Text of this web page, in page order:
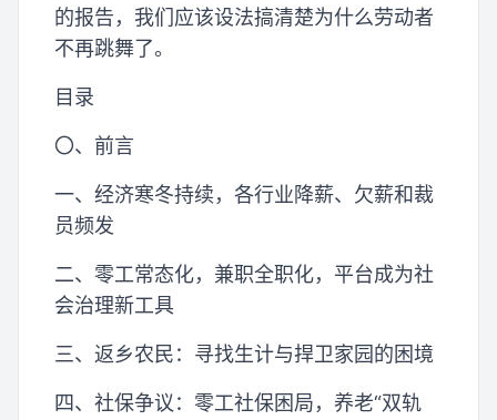
的报告，我们应该设法搞清楚为什么劳动者
不再跳舞了。
目录
〇、前言
一、经济寒冬持续，各行业降薪、欠薪和裁
员频发
二、零工常态化，兼职全职化，平台成为社
会治理新工具
三、返乡农民：寻找生计与捍卫家园的困境
四、社保争议：零工社保困局，养老“双轨